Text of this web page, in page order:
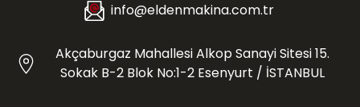
info@eldenmakina.com.tr
Akçaburgaz Mahallesi Alkop Sanayi Sitesi 15.
Sokak B-2 Blok No:1-2 Esenyurt / İSTANBUL